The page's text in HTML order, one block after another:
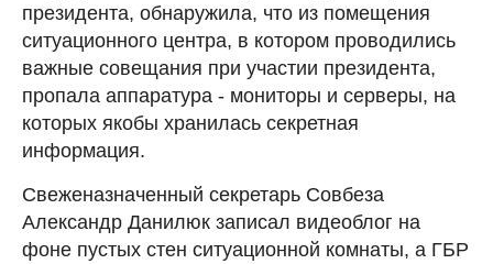
президента, обнаружила, что из помещения
ситуационного центра, в котором проводились
важные совещания при участии президента,
пропала аппаратура - мониторы и серверы, на
которых якобы хранилась секретная
информация.
Свеженазначенный секретарь Совбеза
Александр Данилюк записал видеоблог на
фоне пустых стен ситуационной комнаты, а ГБР